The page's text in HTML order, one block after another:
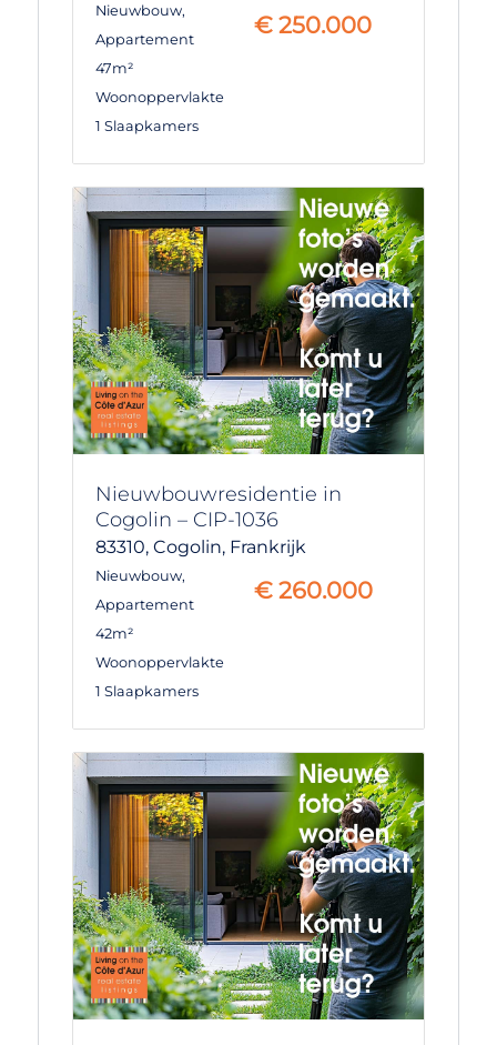
Nieuwbouw,
Appartement
47m²
Woonoppervlakte
1 Slaapkamers
€ 250.000
Nieuwbouwresidentie in
Cogolin – CIP-1036
83310, Cogolin, Frankrijk
Nieuwbouw,
Appartement
42m²
Woonoppervlakte
1 Slaapkamers
€ 260.000